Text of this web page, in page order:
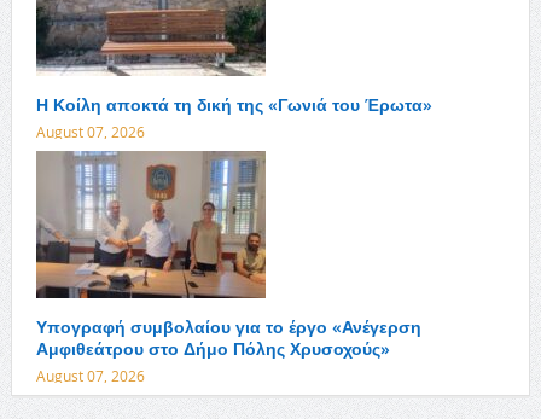
Η Κοίλη αποκτά τη δική της «Γωνιά του Έρωτα»
August 07, 2026
Υπογραφή συμβολαίου για το έργο «Ανέγερση
Αμφιθεάτρου στο Δήμο Πόλης Χρυσοχούς»
August 07, 2026